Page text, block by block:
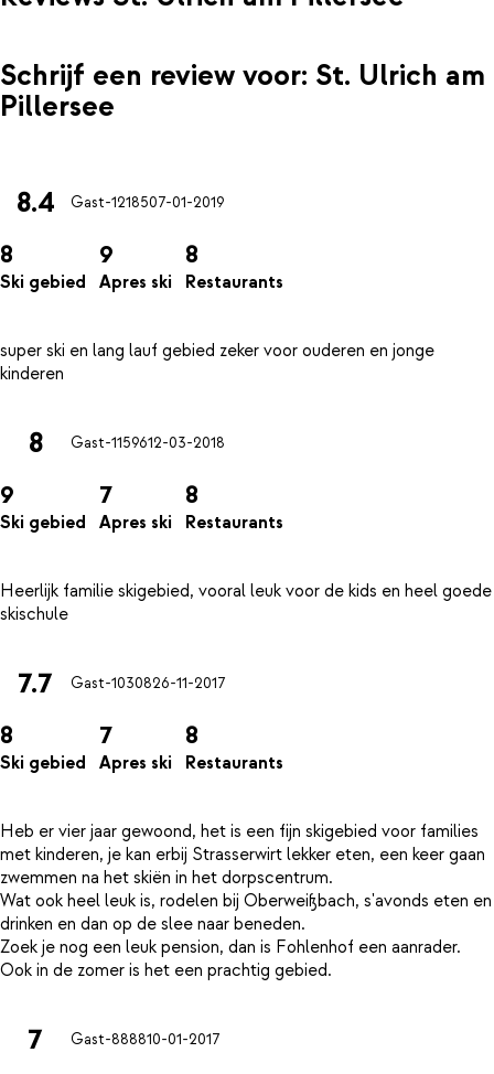
Schrijf een review voor: St. Ulrich am
Pillersee
8.4 Gast-1218507-01-2019
8
Ski gebied
9
Apres ski
8
Restaurants
super ski en lang lauf gebied zeker voor ouderen en jonge
8 Gast-1159612-03-2018
9
Ski gebied
7
Apres ski
8
Restaurants
Heerlijk familie skigebied, vooral leuk voor de kids en heel goede
7.7 Gast-1030826-11-2017
8
Ski gebied
7
Apres ski
8
Restaurants
Heb er vier jaar gewoond, het is een fijn skigebied voor families
met kinderen, je kan erbij Strasserwirt lekker eten, een keer gaan
zwemmen na het skiën in het dorpscentrum.
Wat ook heel leuk is, rodelen bij Oberweißbach, s'avonds eten en
drinken en dan op de slee naar beneden.
Zoek je nog een leuk pension, dan is Fohlenhof een aanrader.
7 Gast-888810-01-2017